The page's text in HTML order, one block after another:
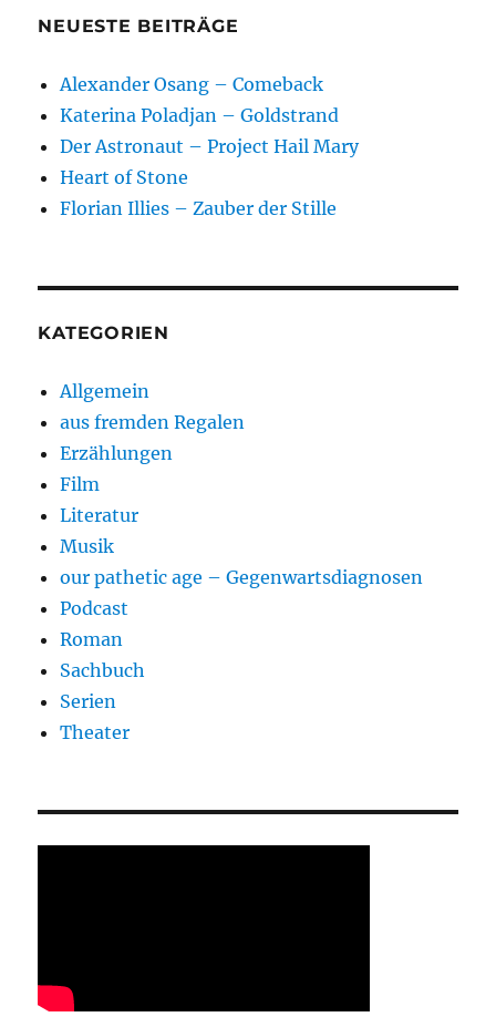
NEUESTE BEITRÄGE
Alexander Osang – Comeback
Katerina Poladjan – Goldstrand
Der Astronaut – Project Hail Mary
Heart of Stone
Florian Illies – Zauber der Stille
KATEGORIEN
Allgemein
aus fremden Regalen
Erzählungen
Film
Literatur
Musik
our pathetic age – Gegenwartsdiagnosen
Podcast
Roman
Sachbuch
Serien
Theater